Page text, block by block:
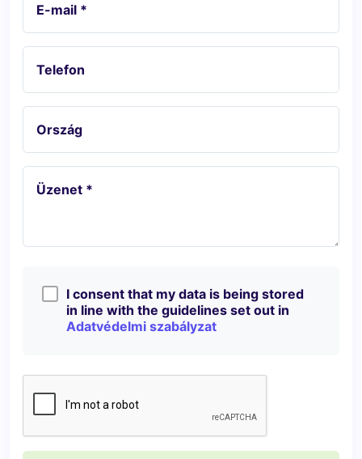
E-mail *
Telefon
Ország
Üzenet *
I consent that my data is being stored
in line with the guidelines set out in
Adatvédelmi szabályzat